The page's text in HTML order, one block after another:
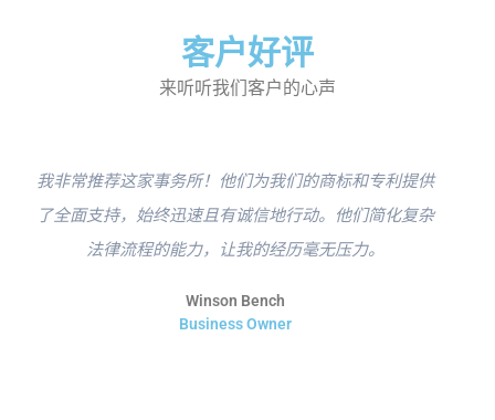
客户好评
来听听我们客户的心声
我非常推荐这家事务所！他们为我们的商标和专利提供
了全面支持，始终迅速且有诚信地行动。他们简化复杂
法律流程的能力，让我的经历毫无压力。
Winson Bench
Business Owner